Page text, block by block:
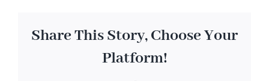
Les photos du camping
Share This Story, Choose Your
Platform!